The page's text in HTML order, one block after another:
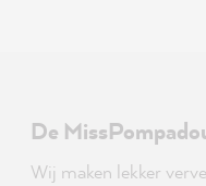
De
Wij maken lekker